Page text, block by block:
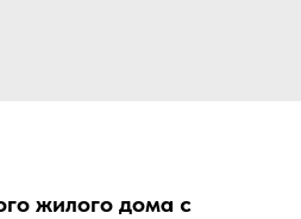
жилого дома с